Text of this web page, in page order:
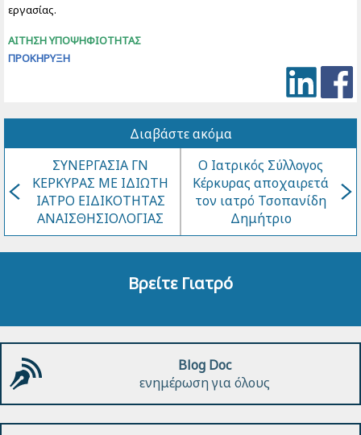
εργασίας.
ΑΙΤΗΣΗ ΥΠΟΨΗΦΙΟΤΗΤΑΣ
ΠΡΟΚΗΡΥΞΗ
Διαβάστε ακόμα
ΣΥΝΕΡΓΑΣΙΑ ΓΝ
ΚΕΡΚΥΡΑΣ ΜΕ ΙΔΙΩΤΗ
ΙΑΤΡΟ ΕΙΔΙΚΟΤΗΤΑΣ
ΑΝΑΙΣΘΗΣΙΟΛΟΓΙΑΣ
Ο Ιατρικός Σύλλογος
Κέρκυρας αποχαιρετά
τον ιατρό Τσοπανίδη
Δημήτριο
Βρείτε Γιατρό
Blog Doc
ενημέρωση για όλους